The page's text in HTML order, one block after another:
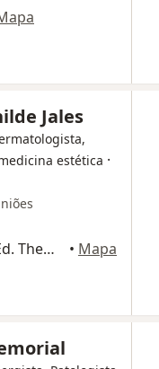
Jales
estética ·
Rua Dr. Luiz Felipe Câmara, 55. Ed. Themis Tower, sala 01. Lagoa Nova., Natal • Mapa